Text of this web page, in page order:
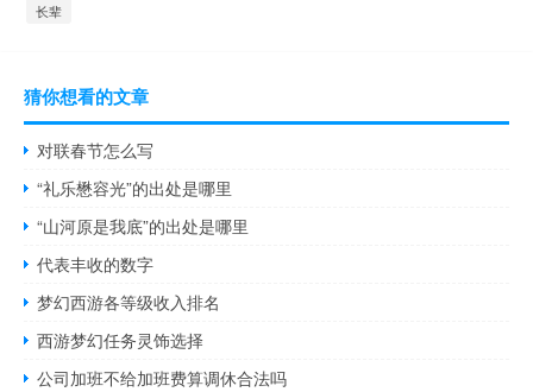
长辈
猜你想看的文章
对联春节怎么写
“礼乐懋容光”的出处是哪里
“山河原是我底”的出处是哪里
代表丰收的数字
梦幻西游各等级收入排名
西游梦幻任务灵饰选择
公司加班不给加班费算调休合法吗